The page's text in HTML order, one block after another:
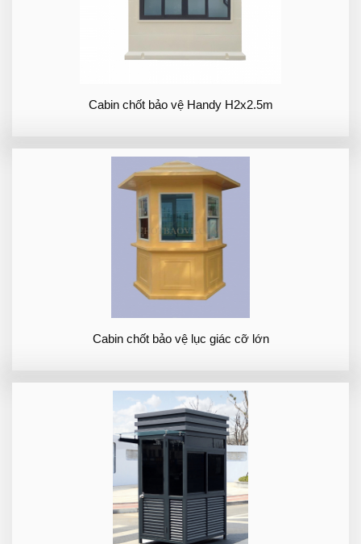
Cabin chốt bảo vệ Handy H2x2.5m
Cabin chốt bảo vệ lục giác cỡ lớn